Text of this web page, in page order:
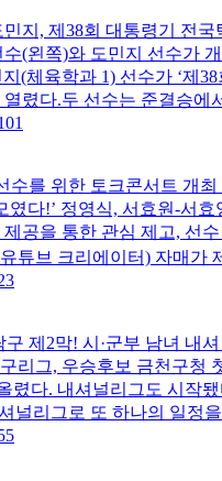
지, 제38회 대통령기 전
(왼쪽)와 도민지 선수가
(체육학과 1) 선수가 ‘제
렸다.두 선수는 준결승에
수를 위한 토크콘서트 개최
였다!’ 정영식, 서효원-서
공을 통한 관심 제고, 선
튜브 크리에이터) 자매가
제2막! 시·군부 남녀 내
리그, 우승후보 금천구청
렸다. 내셔널리그도 시작
널리그로 또 하나의 일정